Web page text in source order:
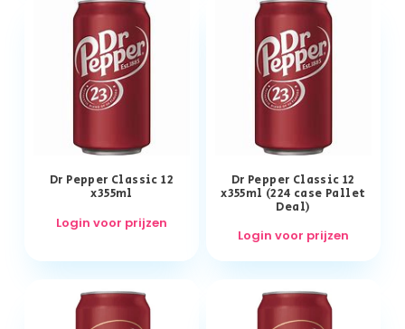
Dr Pepper Classic 12
x355ml
Login voor prijzen
Dr Pepper Classic 12
x355ml (224 case Pallet
Deal)
Login voor prijzen